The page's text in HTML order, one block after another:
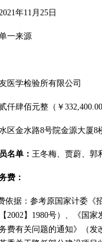
年11 月 25 日
一来源
医学检验所有限公司
仟肆佰元整 （￥ 332,400.00
区金水路8号院金源大厦8
名单： 王冬梅、 贾蔚、 郭
费：
依据：参考原国家计委《
2002】1980号）、《国家
费有关问题的通知》（发